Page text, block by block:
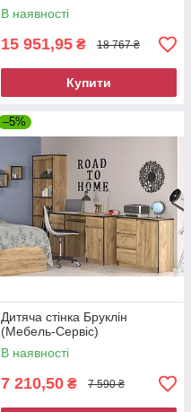
В наявності
15 951,95 ₴ 18 767 ₴
Купити
–5%
Дитяча стінка Бруклін
(Мебель-Сервіс)
В наявності
7 210,50 ₴ 7 590 ₴